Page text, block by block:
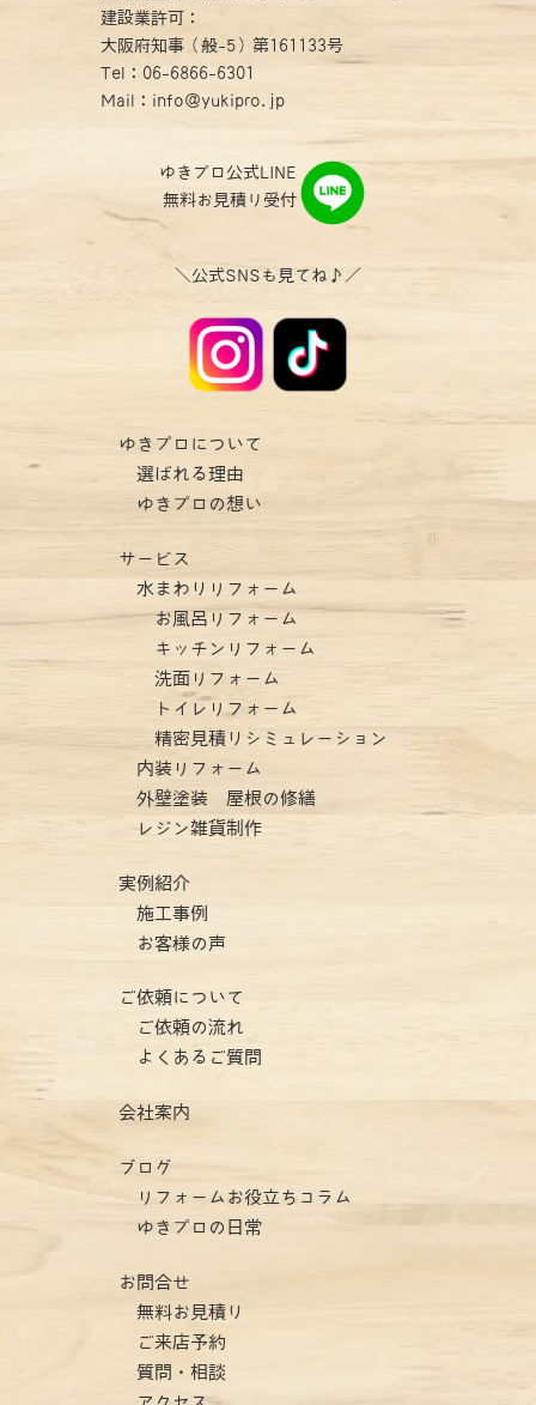
建設業許可：
大阪府知事（般-5）第161133号
Tel： 06-6866-6301
Mail：info@yukipro.jp
ゆきプロ公式LINE
無料お見積り受付
＼公式SNSも見てね♪／
ゆきプロについて
選ばれる理由
ゆきプロの想い
サービス
水まわりリフォーム
お風呂リフォーム
キッチンリフォーム
洗面リフォーム
トイレリフォーム
精密見積りシミュレーション
内装リフォーム
外壁塗装 屋根の修繕
レジン雑貨制作
実例紹介
施工事例
お客様の声
ご依頼について
ご依頼の流れ
よくあるご質問
会社案内
ブログ
リフォームお役立ちコラム
ゆきプロの日常
お問合せ
無料お見積り
ご来店予約
質問・相談